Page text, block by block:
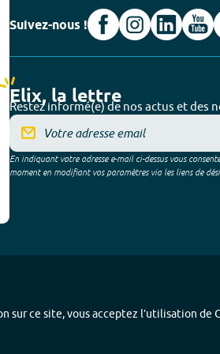
Suivez-nous !
Elix, la lettre
Restez informé(e) de nos actus et des
En indiquant votre adresse e-mail ci-dessus vous
moment en modifiant vos paramètres via les liens de
sur ce site, vous acceptez l’utilisation de